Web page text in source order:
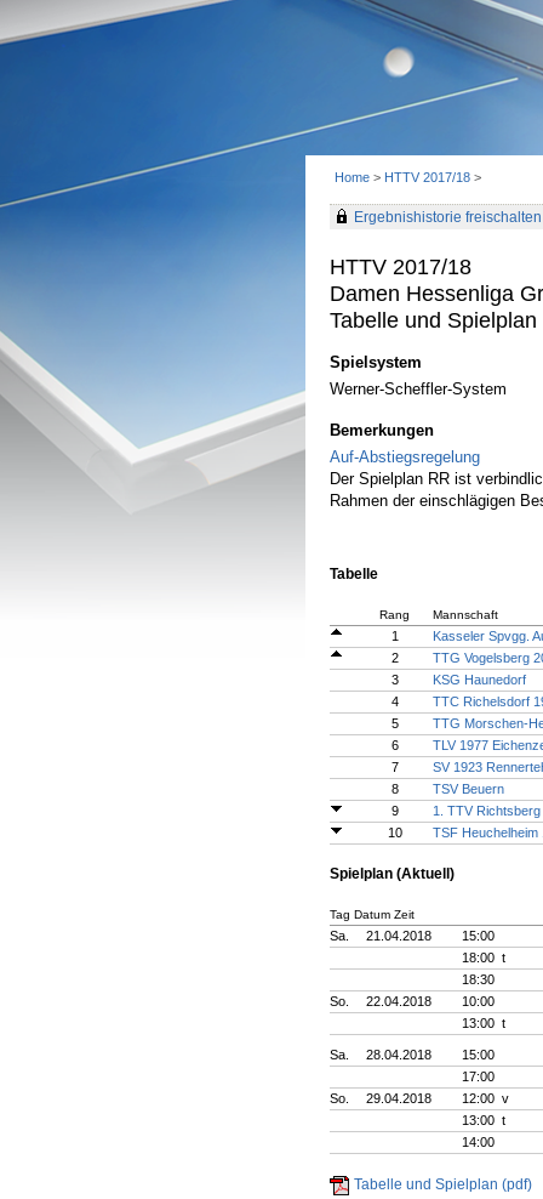
Home > HTTV 2017/18 >
Ergebnishistorie freischalten
HTTV 2017/18
Damen Hessenliga
Tabelle und
Spielsystem
Werner-Scheffler-System
Bemerkungen
Auf-Abstiegsregelung
Der Spielplan RR ist
Rahmen der einschlägigen
Tabelle
Rang Mannschaft
1
Kasseler Spvgg.
2
TTG Vogelsberg
3
KSG Haunedorf
4
TTC Richelsdorf
5
TTG Morschen-
6
TLV 1977
7
SV 1923
8
TSV Beuern
9
1. TTV
10
TSF Heuchelheim
Spielplan (Aktuell)
Tag Datum Zeit
Sa. 21.04.2018
15:00
18:00 t
18:30
So.
22.04.2018
10:00
13:00 t
Sa. 28.04.2018
15:00
17:00
So.
29.04.2018
12:00 v
13:00 t
14:00
Tabelle und Spielplan (pdf)